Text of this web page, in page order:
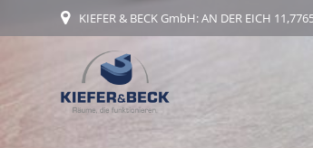
Inhalt
KIEFER & BECK GmbH: AN DER EICH